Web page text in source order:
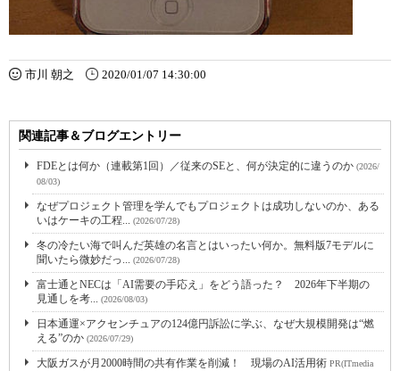
市川 朝之 2020/01/07 14:30:00
関連記事＆ブログエントリー
FDEとは何か（連載第1回）／従来のSEと、何が決定的に違うのか (2026/
08/03)
なぜプロジェクト管理を学んでもプロジェクトは成功しないのか、ある
いはケーキの工程... (2026/07/28)
冬の冷たい海で叫んだ英雄の名言とはいったい何か。無料版7モデルに
聞いたら微妙だっ... (2026/07/28)
富士通とNECは「AI需要の手応え」をどう語った？ 2026年下半期の
見通しを考... (2026/08/03)
日本通運×アクセンチュアの124億円訴訟に学ぶ、なぜ大規模開発は“燃
える”のか (2026/07/29)
大阪ガスが月2000時間の共有作業を削減！ 現場のAI活用術 PR(ITmedia